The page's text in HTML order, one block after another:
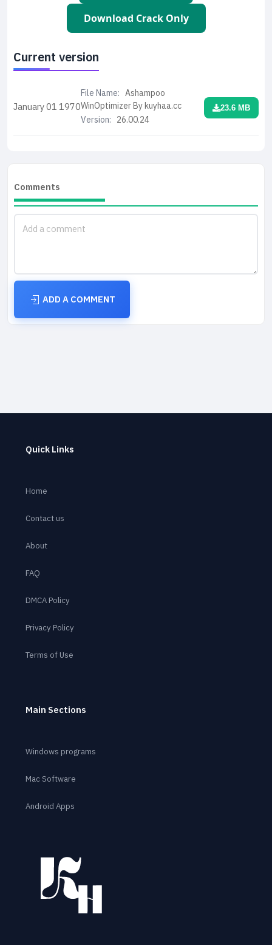
Download Crack Only
Current version
January 011970
File Name: Ashampoo
WinOptimizer By kuyhaa.cc
Version: 26.00.24
23.6 MB
Comments
ADD A COMMENT
Quick Links
Home
Contact us
About
FAQ
DMCA Policy
Privacy Policy
Terms of Use
Main Sections
Windows programs
Mac Software
Android Apps